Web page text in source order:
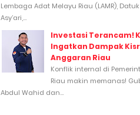
Lembaga Adat Melayu Riau (LAMR),
Asy’ari,...
Investasi Terancam!
Ingatkan Dampak
Anggaran Riau
Konflik internal di
Riau makin memanas!
Abdul Wahid dan...